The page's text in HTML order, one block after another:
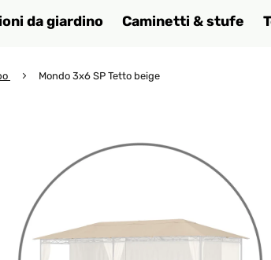
da giardino Caminetti & stufe
Mondo 3x6 SP Tetto beige